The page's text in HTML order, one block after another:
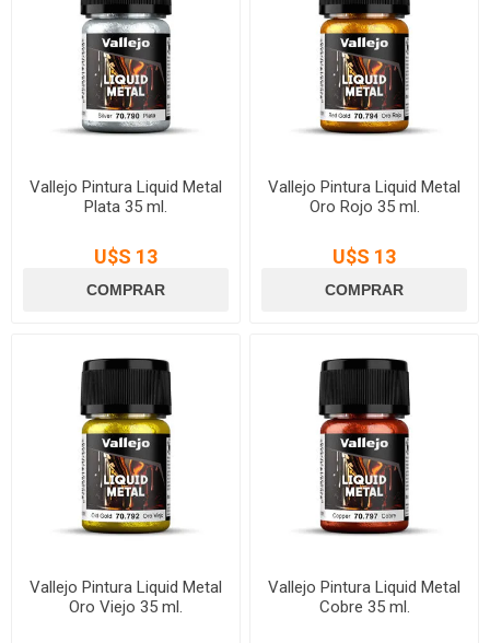
Vallejo Pintura Liquid Metal
Plata 35 ml.
U$S 13
Vallejo Pintura Liquid Metal
Oro Rojo 35 ml.
U$S 13
Vallejo Pintura Liquid Metal
Oro Viejo 35 ml.
Vallejo Pintura Liquid Metal
Cobre 35 ml.